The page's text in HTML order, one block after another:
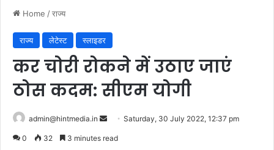
Home /राज्य
राज्य लेटेस्ट स्लाइडर
कर चोरी रोकने में उठाए जाएं
ठोस कदम: सीएम योगी
admin@hintmedia.in
SendSaturday, 30 July 2022, 12:37 pm
0 32 3 minutes read